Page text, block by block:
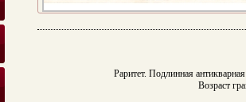
Раритет. Подлинная
Возраст